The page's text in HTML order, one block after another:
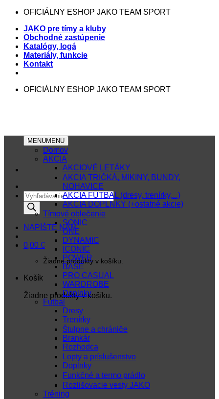
Skip
content
OFICIÁLNY ESHOP JAKO TEAM SPORT
JAKO pre tímy a kluby
Obchodné zastúpenie
Katalógy, logá
Materiály, funkcie
Kontakt
OFICIÁLNY ESHOP JAKO TEAM SPORT
Products
search
NAPÍŠTE NÁM
0,00 €
Žiadne produkty v košíku.
Košík
Žiadne produkty v košíku.
MENUMENU
Domov
AKCIA
AKCIOVÉ LETÁKY
AKCIA TRIČKÁ, MIKINY, BUNDY,
NOHAVICE
AKCIA FUTBAL (dresy, trenírky,...)
AKCIA DOPLNKY (+ostatné akcie)
Tímové oblečenie
SONIC
ONE
DYNAMIC
ICONIC
POWER
BASE
PRO CASUAL
WARDROBE
Doplnky
Futbal
Dresy
Trenírky
Štulpne a chrániče
Brankár
Rozhodca
Lopty a príslušenstvo
Doplnky
Funkčné a termo prádlo
Rozlišovacie vesty JAKO
Tréning